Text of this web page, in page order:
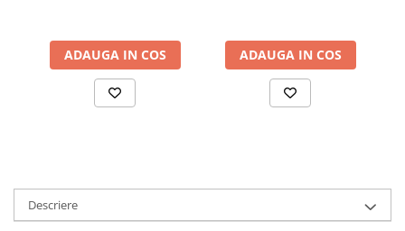
ADAUGA IN COS ADAUGA IN COS
Descriere